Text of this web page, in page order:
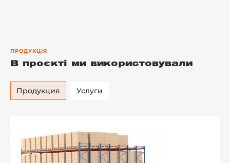
ПРОДУКЦІЯ
В проєкті ми використовували
Продукция Услуги